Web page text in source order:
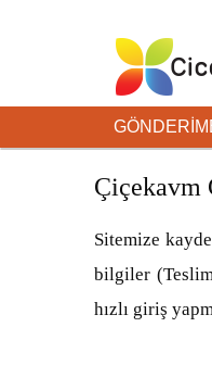
Çiçekavm
Sitemize
bilgiler
hızlı giriş